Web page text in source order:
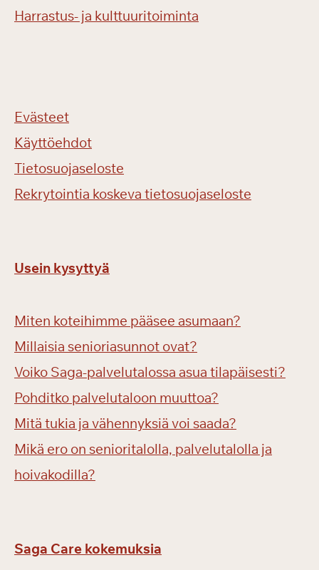
Harrastus- ja kulttuuritoiminta
Evästeet
Käyttöehdot
Tietosuojaseloste
Rekrytointia koskeva tietosuojaseloste
Usein kysyttyä
Miten koteihimme pääsee asumaan?
Millaisia senioriasunnot ovat?
Voiko Saga-palvelutalossa asua tilapäisesti?
Pohditko palvelutaloon muuttoa?
Mitä tukia ja vähennyksiä voi saada?
Mikä ero on senioritalolla, palvelutalolla ja
hoivakodilla?
Saga Care kokemuksia